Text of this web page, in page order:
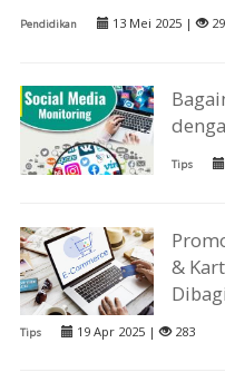
Pendidikan 13 Mei 2025 |
Tips
&
Tips 19 Apr 2025 | 283